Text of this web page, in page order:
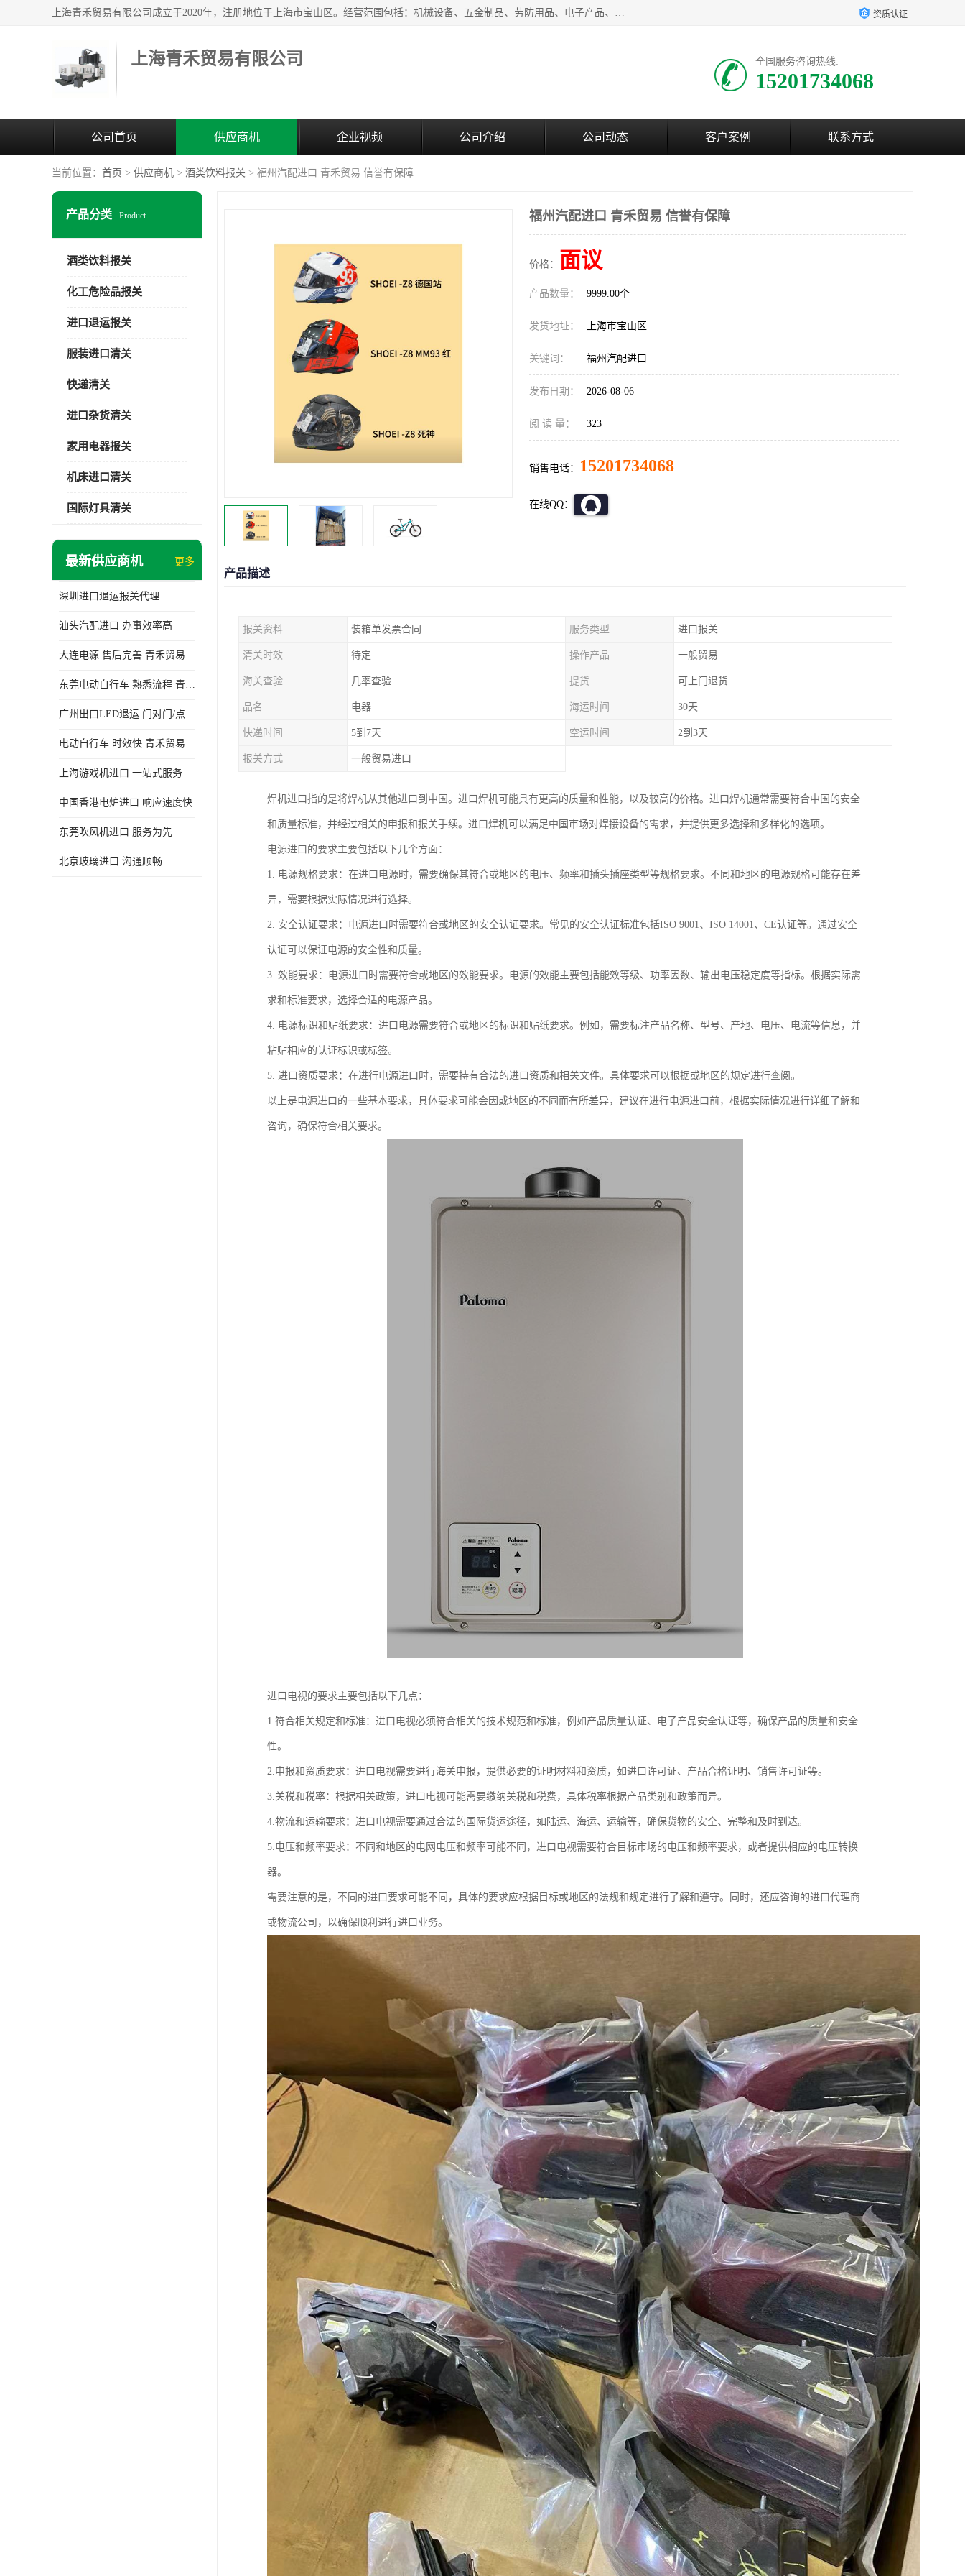
上海青禾贸易有限公司成立于2020年，注册地位于上海市宝山区。经营范围包括：机械设备、五金制品、劳防用品、电子产品、塑胶制品、家具、模具、纺织品、仪器仪表、建筑材料、装饰材料、化工产品、金属制品、机车配件等货物进出口报关、清关服务。 资质认证
上海青禾贸易有限公司 全国服务咨询热线:
15201734068
公司首页 供应商机 企业视频 公司介绍 公司动态 客户案例 联系方式
当前位置： 首页 > 供应商机 > 酒类饮料报关 > 福州汽配进口 青禾贸易 信誉有保障
产品分类 Product
酒类饮料报关
化工危险品报关
进口退运报关
服装进口清关
快递清关
进口杂货清关
家用电器报关
机床进口清关
国际灯具清关
最新供应商机 更多
深圳进口退运报关代理
汕头汽配进口 办事效率高
大连电源 售后完善 青禾贸易
东莞电动自行车 熟悉流程 青禾贸易
广州出口LED退运 门对门/点对点
电动自行车 时效快 青禾贸易
上海游戏机进口 一站式服务
中国香港电炉进口 响应速度快
东莞吹风机进口 服务为先
北京玻璃进口 沟通顺畅
福州汽配进口 青禾贸易 信誉有保障
价格： 面议
产品数量： 9999.00个
发货地址： 上海市宝山区
关键词： 福州汽配进口
发布日期： 2026-08-06
阅 读 量： 323
销售电话： 15201734068
在线QQ：
产品描述
报关资料 装箱单发票合同 服务类型 进口报关
清关时效 待定 操作产品 一般贸易
海关查验 几率查验 提货 可上门退货
品名 电器 海运时间 30天
快递时间 5到7天 空运时间 2到3天
报关方式 一般贸易进口
焊机进口指的是将焊机从其他进口到中国。进口焊机可能具有更高的质量和性能，以及较高的价格。进口焊机通常需要符合中国的安全
和质量标准，并经过相关的申报和报关手续。进口焊机可以满足中国市场对焊接设备的需求，并提供更多选择和多样化的选项。
电源进口的要求主要包括以下几个方面：
1. 电源规格要求：在进口电源时，需要确保其符合或地区的电压、频率和插头插座类型等规格要求。不同和地区的电源规格可能存在差
异，需要根据实际情况进行选择。
2. 安全认证要求：电源进口时需要符合或地区的安全认证要求。常见的安全认证标准包括ISO 9001、ISO 14001、CE认证等。通过安全
认证可以保证电源的安全性和质量。
3. 效能要求：电源进口时需要符合或地区的效能要求。电源的效能主要包括能效等级、功率因数、输出电压稳定度等指标。根据实际需
求和标准要求，选择合适的电源产品。
4. 电源标识和贴纸要求：进口电源需要符合或地区的标识和贴纸要求。例如，需要标注产品名称、型号、产地、电压、电流等信息，并
粘贴相应的认证标识或标签。
5. 进口资质要求：在进行电源进口时，需要持有合法的进口资质和相关文件。具体要求可以根据或地区的规定进行查阅。
以上是电源进口的一些基本要求，具体要求可能会因或地区的不同而有所差异，建议在进行电源进口前，根据实际情况进行详细了解和
咨询，确保符合相关要求。
进口电视的要求主要包括以下几点：
1.符合相关规定和标准：进口电视必须符合相关的技术规范和标准，例如产品质量认证、电子产品安全认证等，确保产品的质量和安全
性。
2.申报和资质要求：进口电视需要进行海关申报，提供必要的证明材料和资质，如进口许可证、产品合格证明、销售许可证等。
3.关税和税率：根据相关政策，进口电视可能需要缴纳关税和税费，具体税率根据产品类别和政策而异。
4.物流和运输要求：进口电视需要通过合法的国际货运途径，如陆运、海运、运输等，确保货物的安全、完整和及时到达。
5.电压和频率要求：不同和地区的电网电压和频率可能不同，进口电视需要符合目标市场的电压和频率要求，或者提供相应的电压转换
器。
需要注意的是，不同的进口要求可能不同，具体的要求应根据目标或地区的法规和规定进行了解和遵守。同时，还应咨询的进口代理商
或物流公司，以确保顺利进行进口业务。